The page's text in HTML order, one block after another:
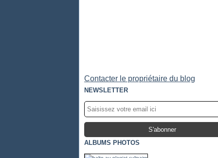
Contacter le propriétaire du blog
NEWSLETTER
ALBUMS PHOTOS